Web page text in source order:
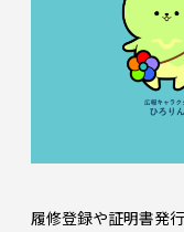
履修登録や証明書発